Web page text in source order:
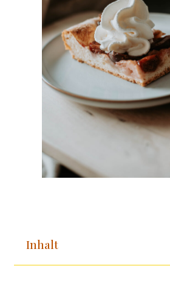
Inhalt